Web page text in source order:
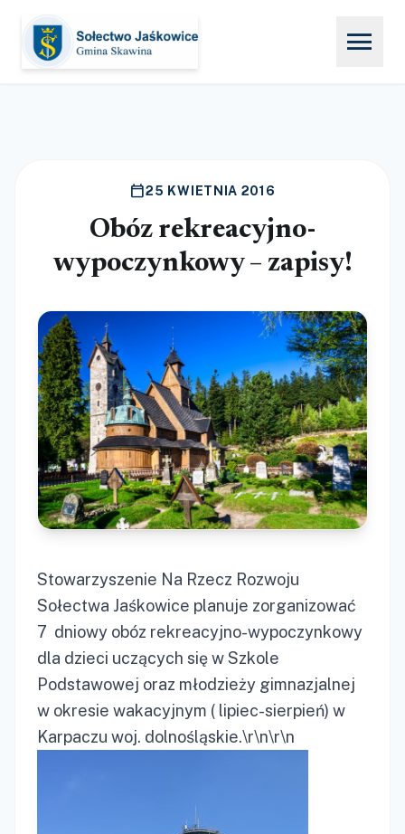
menu
calendar_today25 KWIETNIA 2016
Obóz rekreacyjno-
wypoczynkowy – zapisy!
Stowarzyszenie Na Rzecz Rozwoju
Sołectwa Jaśkowice planuje zorganizować
7 dniowy obóz rekreacyjno-wypoczynkowy
dla dzieci uczących się w Szkole
Podstawowej oraz młodzieży gimnazjalnej
w okresie wakacyjnym ( lipiec-sierpień) w
Karpaczu woj. dolnośląskie.\r\n\r\n